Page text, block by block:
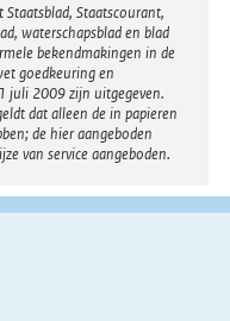
Staatscourant,
waterschapsblad en blad
bekendmakingen in de
goedkeuring en
juli 2009 zijn uitgegeven.
dat alleen de in papieren
de hier aangeboden
van service aangeboden.